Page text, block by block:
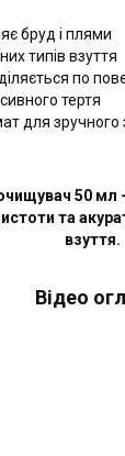
бруд і плями
типів взуття
по
тертя
для зручного
очищувач 50
та
взуття.
Відео